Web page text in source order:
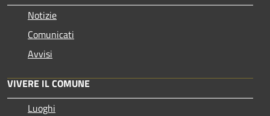
Notizie
Comunicati
Avvisi
VIVERE IL COMUNE
Luoghi